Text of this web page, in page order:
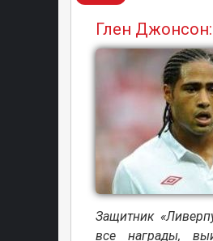
Глен
Защитник
все награды,